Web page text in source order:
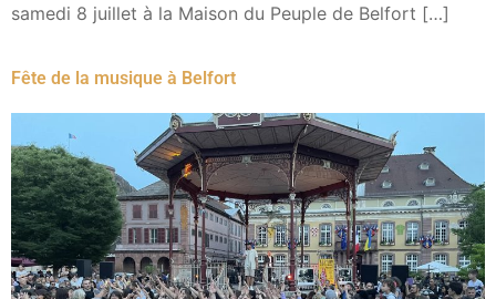
samedi 8 juillet à la Maison du Peuple de Belfort […]
Fête de la musique à Belfort